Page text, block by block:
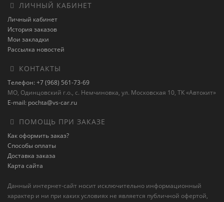
ЛИЧНЫЙ КАБИНЕТ
Личный кабинет
История заказов
Мои закладки
Рассылка новостей
КОНТАКТЫ
Телефон: +7 (968) 561-73-69
МО, Одинцовский г.о., с. Немчиновка, ул. Московская 10, ТК «Автокит»
E-mail: pochta@vs-car.ru
ПОМОЩЬ ПРИ ЗАКАЗЕ
Как оформить заказ?
Способы оплаты
Доставка заказа
Карта сайта
Данный интернет-сайт носит исключительно информационный
характер и ни при каких условиях не является публичной офертой,